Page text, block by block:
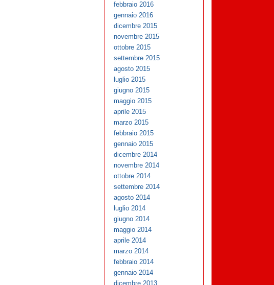
febbraio 2016
gennaio 2016
dicembre 2015
novembre 2015
ottobre 2015
settembre 2015
agosto 2015
luglio 2015
giugno 2015
maggio 2015
aprile 2015
marzo 2015
febbraio 2015
gennaio 2015
dicembre 2014
novembre 2014
ottobre 2014
settembre 2014
agosto 2014
luglio 2014
giugno 2014
maggio 2014
aprile 2014
marzo 2014
febbraio 2014
gennaio 2014
dicembre 2013